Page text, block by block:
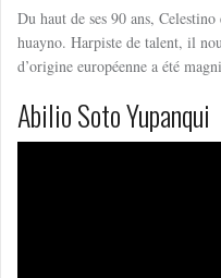
Du haut de ses 90 ans,
huayno. Harpiste de talent, il
d’origine européenne a été
Abilio Soto Yupanqui